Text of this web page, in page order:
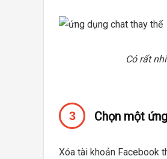
Có rất
Chọn một
Xóa tài khoản Facebook